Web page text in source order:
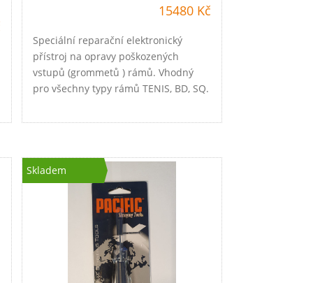
15480 Kč
Speciální reparační elektronický
přístroj na opravy poškozených
vstupů (grommetů ) rámů. Vhodný
pro všechny typy rámů TENIS, BD, SQ.
Skladem